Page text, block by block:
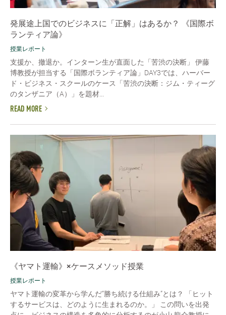
発展途上国でのビジネスに「正解」はあるか？ 《国際ボ
ランティア論》
授業レポート
支援か、撤退か。インターン生が直面した「苦渋の決断」 伊藤
博教授が担当する「国際ボランティア論」DAY3では、ハーバー
ド・ビジネス・スクールのケース「苦渋の決断：ジム・ティーグ
のタンザニア（A）」を題材...
READ MORE
《ヤマト運輸》×ケースメソッド授業
授業レポート
ヤマト運輸の変革から学んだ“勝ち続ける仕組み”とは？ 「ヒット
するサービスは、どのように生まれるのか。」 この問いを出発